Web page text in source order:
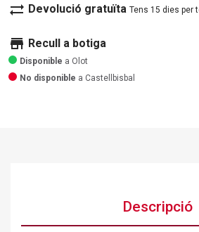
sync_alt Devolució gratuïta Tens 15 dies per
store Recull a botiga
Disponible a Olot
No disponible a Castellbisbal
Descripció